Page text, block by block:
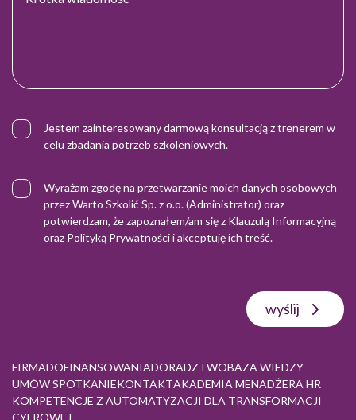
Jestem zainteresowany darmową konsultacją z trenerem w
celu zbadania potrzeb szkoleniowych.
Wyrażam zgodę na przetwarzanie moich danych osobowych
przez Warto Szkolić Sp. z o.o. (Administrator) oraz
potwierdzam, że zapoznałem/am się z Klauzulą Informacyjną
oraz Polityką Prywatnościi akceptuję ich treść.
wyślij
FIRMADOFINANSOWANIADORADZTWOBAZA WIEDZY
UMÓW SPOTKANIEKONTAKTAKADEMIA MENADŻERA HR
KOMPETENCJE Z AUTOMATYZACJI DLA TRANSFORMACJI
CYFROWEJ